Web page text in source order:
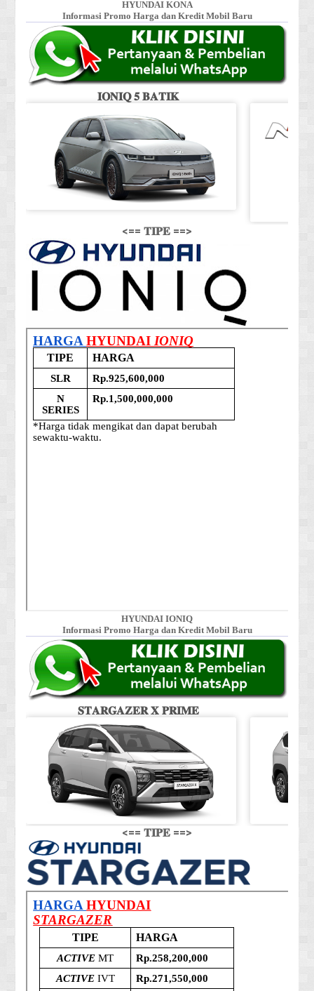
HYUNDAI KONA
Informasi Promo Harga dan Kredit Mobil Baru
𝐈𝐎𝐍𝐈𝐐 𝟓 𝐁𝐀𝐓𝐈𝐊
<== 𝐓𝐈𝐏𝐄 ==>
HYUNDAI IONIQ
Informasi Promo Harga dan Kredit Mobil Baru
𝐒𝐓𝐀𝐑𝐆𝐀𝐙𝐄𝐑 𝐗 𝐏𝐑𝐈𝐌𝐄
<== 𝐓𝐈𝐏𝐄 ==>